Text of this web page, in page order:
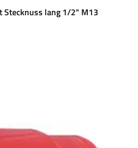
Stecknuss lang 1/2" M13